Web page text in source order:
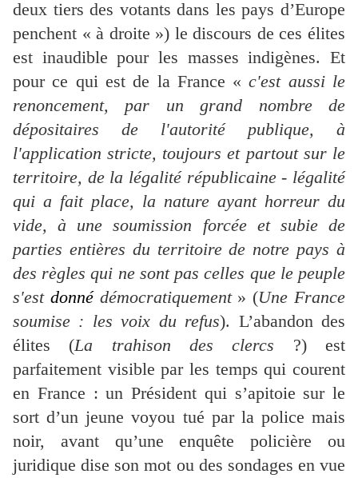
deux tiers des votants dans les pays d’Europe
penchent « à droite ») le discours de ces élites
est inaudible pour les masses indigènes. Et
pour ce qui est de la France « c'est aussi le
renoncement, par un grand nombre de
dépositaires de l'autorité publique, à
l'application stricte, toujours et partout sur le
territoire, de la légalité républicaine - légalité
qui a fait place, la nature ayant horreur du
vide, à une soumission forcée et subie de
parties entières du territoire de notre pays à
des règles qui ne sont pas celles que le peuple
s'est donnédémocratiquement» (Une France
soumise : les voix du refus). L’abandon des
élites (La trahison des clercs ?) est
parfaitement visible par les temps qui courent
en France : un Président qui s’apitoie sur le
sort d’un jeune voyou tué par la police mais
noir, avant qu’une enquête policière ou
juridique dise son mot ou des sondages en vue